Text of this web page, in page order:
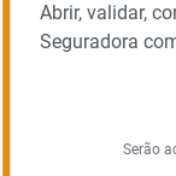
Abrir, validar,
Seguradora
Serão